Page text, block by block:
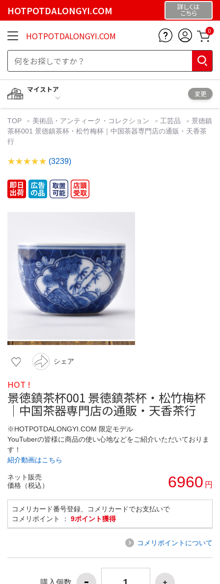
HOTPOTDALONGYI.COM 詳しくは
こちら
HOTPOTDALONGYI.COM 0
マイストア
変更
TOP 美術品・アンティーク・コレクション 工芸品
景徳鎮
茶杯001 景徳鎮茶杯・松竹梅杯｜中国茶器専門店の通販・天香茶
行
(3239)
シェア
HOT !
景徳鎮茶杯001 景徳鎮茶杯・松竹梅杯
｜中国茶器専門店の通販・天香茶行
※HOTPOTDALONGYI.COM 限定モデル
YouTuberの皆様に商品の使い心地などをご紹介いただいておりま
す！
紹介動画はこちら
ネット販売
価格（税込）
6960 円
コメリカード番号登録、コメリカードでお支払いで
コメリポイント ： 9ポイント獲得
コメリポイントについて
購入個数